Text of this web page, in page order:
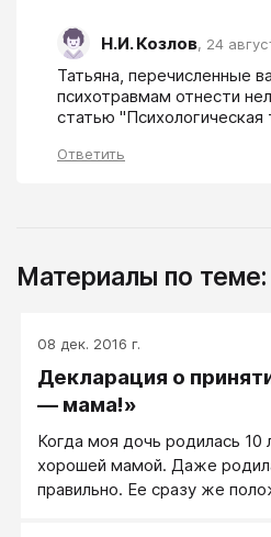
Н.И. Козлов, 24
Татьяна, перечисленные
психотравмам отнести
статью "Психологическая
Ответить
Материалы по теме:
08 дек. 2016 г.
Декларация о
— мама!»
Когда моя дочь родилась 10
хорошей мамой. Даже
правильно. Ее сразу же